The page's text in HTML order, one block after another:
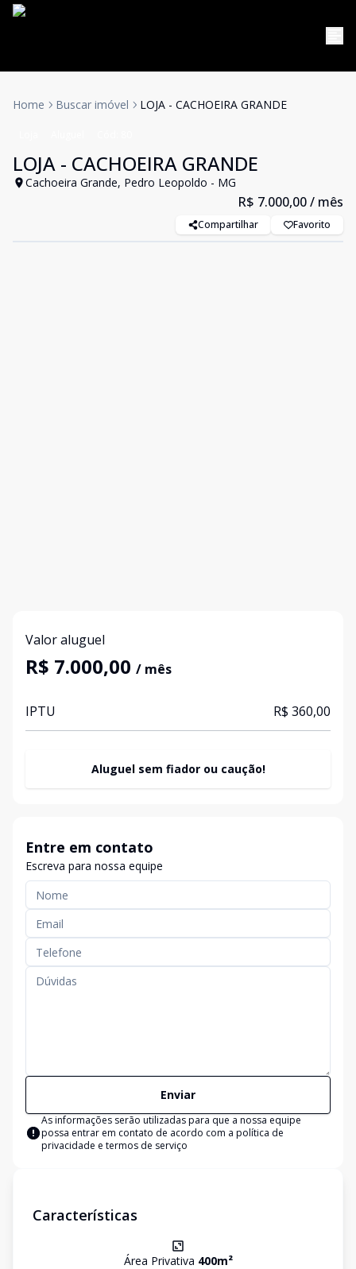
Home Buscar imóvel LOJA - CACHOEIRA GRANDE
LOJA - CACHOEIRA GRANDE
Cachoeira Grande, Pedro Leopoldo - MG
R$ 7.000,00/ mês
Compartilhar Favorito
Valor aluguel
R$ 7.000,00 / mês
IPTU R$ 360,00
Aluguel sem fiador ou caução!
Entre em contato
Escreva para nossa equipe
Enviar
As informações serão utilizadas para que a nossa equipe
possa entrar em contato de acordo com a política de
privacidade e termos de serviço
Características
Área Privativa 400m²